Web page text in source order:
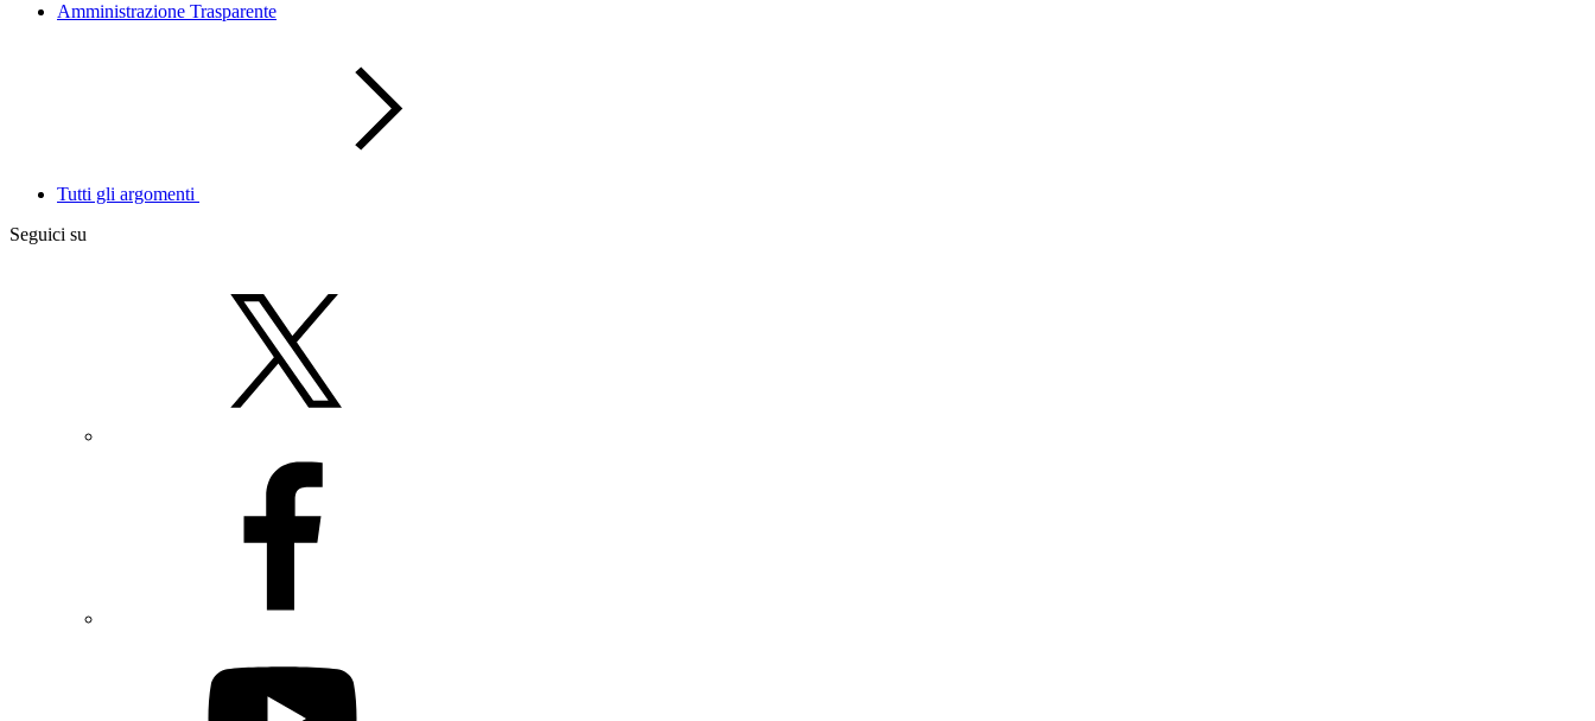
Amministrazione Trasparente
Tutti gli argomenti
Seguici su